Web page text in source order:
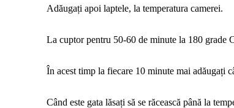
Adăugați apoi laptele, la temperatura camerei.
La cuptor pentru 50-60 de minute la 180 grade
În acest timp la fiecare 10 minute mai adăugați
Când este gata lăsați să se răcească până la